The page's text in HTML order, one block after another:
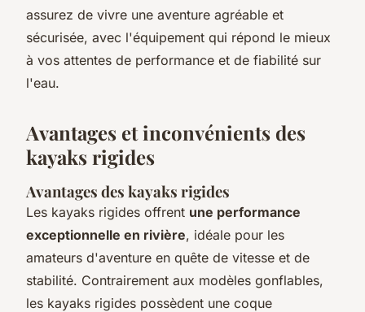
assurez de vivre une aventure agréable et
sécurisée, avec l'équipement qui répond le mieux
à vos attentes de performance et de fiabilité sur
l'eau.
Avantages et inconvénients des
kayaks rigides
Avantages des kayaks rigides
Les kayaks rigides offrent une performance
exceptionnelle en rivière, idéale pour les
amateurs d'aventure en quête de vitesse et de
stabilité. Contrairement aux modèles gonflables,
les kayaks rigides possèdent une coque